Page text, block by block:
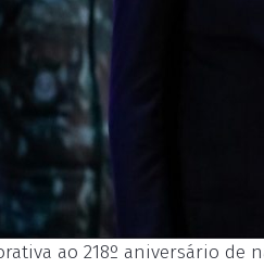
ao 218º aniversário de